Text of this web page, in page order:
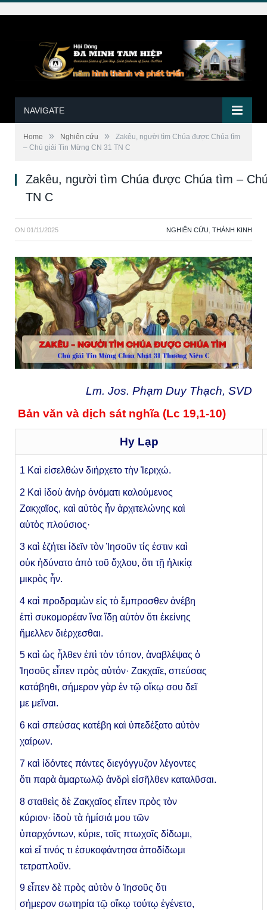
NAVIGATE
Home » Nghiên cứu »
Zakêu, người tìm Chúa được Chúa tìm
– Chú giải Tin Mừng CN 31 TN C
Zakêu, người tìm Chúa được Chúa tìm –
TN C
ON 01/11/2025 NGHIÊN CỨU THÁNH KINH
Lm. Jos. Phạm Duy Thạch, SVD
Bản văn và dịch sát nghĩa (Lc 19,1-10)
Hy Lạp
1 Καὶ εἰσελθὼν διήρχετο τὴν Ἰεριχώ.
2 Καὶ ἰδοὺ ἀνὴρ ὀνόματι καλούμενος
Ζακχαῖος, καὶ αὐτὸς ἦν ἀρχιτελώνης καὶ
αὐτὸς πλούσιος·
3 καὶ ἐζήτει ἰδεῖν τὸν Ἰησοῦν τίς ἐστιν καὶ
οὐκ ἠδύνατο ἀπὸ τοῦ ὄχλου, ὅτι τῇ ἡλικίᾳ
μικρὸς ἦν.
4 καὶ προδραμὼν εἰς τὸ ἔμπροσθεν ἀνέβη
ἐπὶ συκομορέαν ἵνα ἴδῃ αὐτὸν ὅτι ἐκείνης
ἤμελλεν διέρχεσθαι.
5 καὶ ὡς ἦλθεν ἐπὶ τὸν τόπον, ἀναβλέψας ὁ
Ἰησοῦς εἶπεν πρὸς αὐτόν· Ζακχαῖε, σπεύσας
κατάβηθι, σήμερον γὰρ ἐν τῷ οἴκῳ σου δεῖ
με μεῖναι.
6 καὶ σπεύσας κατέβη καὶ ὑπεδέξατο αὐτὸν
χαίρων.
7 καὶ ἰδόντες πάντες διεγόγγυζον λέγοντες
ὅτι παρὰ ἁμαρτωλῷ ἀνδρὶ εἰσῆλθεν καταλῦσαι.
8 σταθεὶς δὲ Ζακχαῖος εἶπεν πρὸς τὸν
κύριον· ἰδοὺ τὰ ἡμίσιά μου τῶν
ὑπαρχόντων, κύριε, τοῖς πτωχοῖς δίδωμι,
καὶ εἴ τινός τι ἐσυκοφάντησα ἀποδίδωμι
τετραπλοῦν.
9 εἶπεν δὲ πρὸς αὐτὸν ὁ Ἰησοῦς ὅτι
σήμερον σωτηρία τῷ οἴκῳ τούτῳ ἐγένετο,